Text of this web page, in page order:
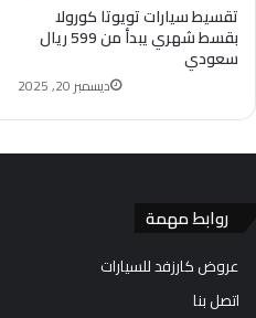
تقسيط سيارات تويوتا كورولا
بقسط شهري يبدأ من 599 ريال
سعودي
ديسمبر 20, 2025
روابط مهمة
عروض كارزفد للسيارات
اتصل بنا